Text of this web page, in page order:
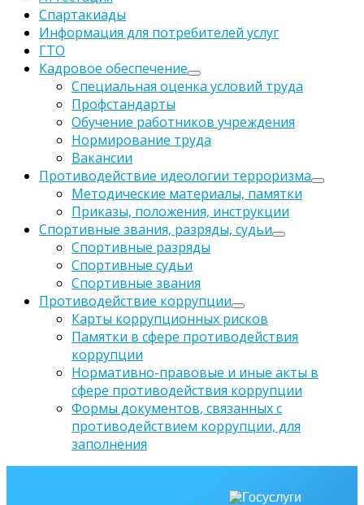
Спартакиады
Информация для потребителей услуг
ГТО
Кадровое обеспечение
Специальная оценка условий труда
Профстандарты
Обучение работников учреждения
Нормирование труда
Вакансии
Противодействие идеологии терроризма
Методические материалы, памятки
Приказы, положения, инструкции
Спортивные звания, разряды, судьи
Спортивные разряды
Спортивные судьи
Спортивные звания
Противодействие коррупции
Карты коррупционных рисков
Памятки в сфере противодействия
коррупции
Нормативно-правовые и иные акты в
сфере противодействия коррупции
Формы документов, связанных с
противодействием коррупции, для
заполнения